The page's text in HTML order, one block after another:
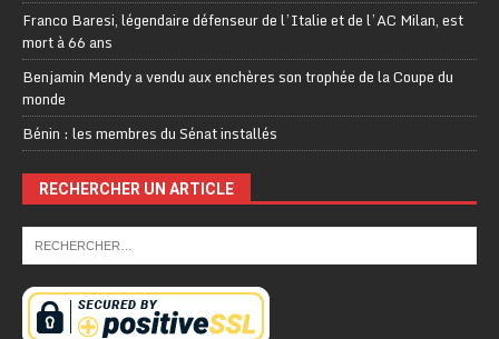
Franco Baresi, légendaire défenseur de l’Italie et de l’AC Milan, est
mort à 66 ans
Benjamin Mendy a vendu aux enchères son trophée de la Coupe du
monde
Bénin : les membres du Sénat installés
RECHERCHER UN ARTICLE